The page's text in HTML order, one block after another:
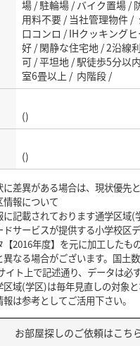
場 / 駐輪場 / バイク置場 /
用料不要 / 当社管理物件 /
口コンロ / IHクッキング
好 / 閑静な住宅地 / 2沿線
可 / 平坦地 / 駅徒歩5分以
室6畳以上 / 内階段 /
()
()
差異がある場合は、現状優先と
報について
に記載されております通学区域(
サービスが提供する小学校区
2016年度】を元に加工したも
なる場合がございます。国土
イト上で記述通り、データは必
域(学区)は毎年見直しの対象
は参考としてご活用下さい。
お部屋探しのご依頼はこち